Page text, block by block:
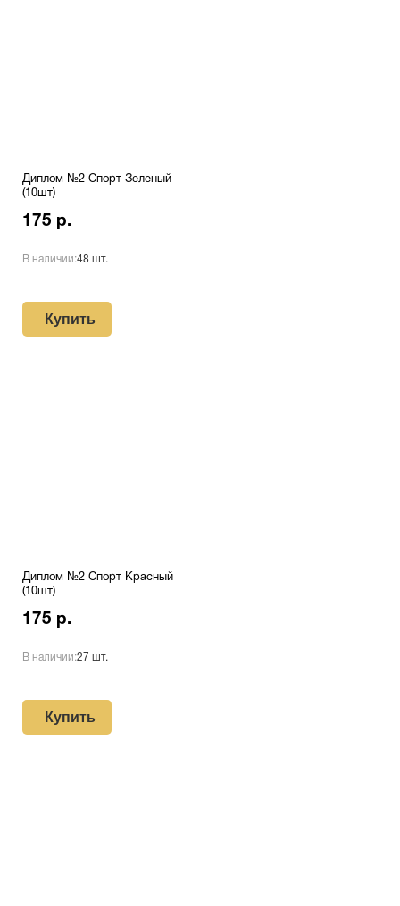
Диплом №2 Спорт Зеленый
(10шт)
175 р.
В наличии:48 шт.
Купить
Диплом №2 Спорт Красный
(10шт)
175 р.
В наличии:27 шт.
Купить